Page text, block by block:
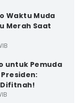
Waktu Muda
Merah Saat
untuk Pemuda